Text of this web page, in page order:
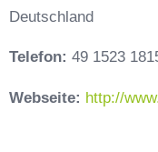
Deutschland
Telefon: 49 1523
Webseite: http://